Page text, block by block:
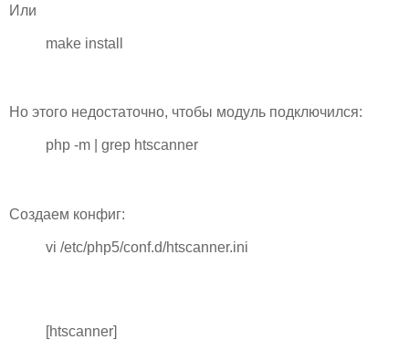
Или
make install
Но этого недостаточно, чтобы модуль подключился:
php -m | grep htscanner
Создаем конфиг:
vi /etc/php5/conf.d/htscanner.ini
[htscanner]